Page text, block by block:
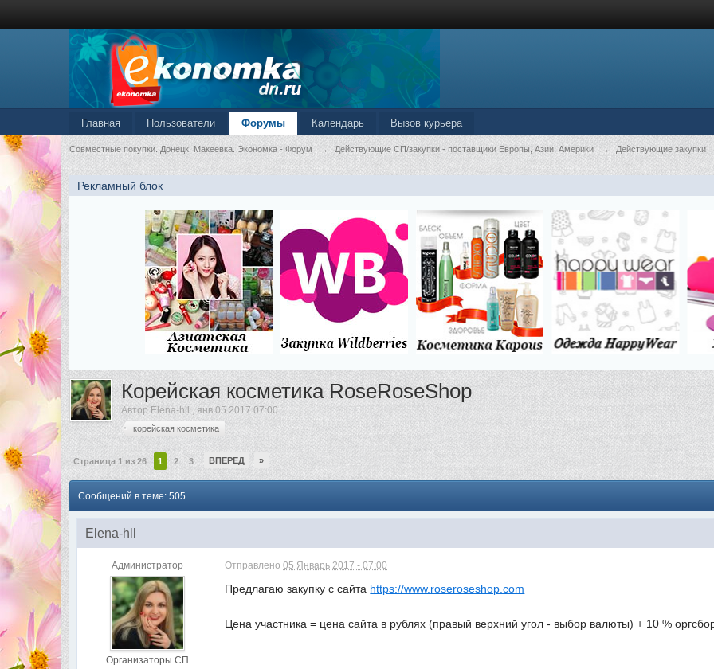
Главная Вызов курьера
Пользователи Форумы Календарь
Совместные покупки. Донецк, Макеевка. Экономка - Форум → Действующие СП/закупки - поставщики Европы, Азии, Америки → Действующие закупки
Рекламный блок
Корейская косметика RoseRoseShop
АвторElena-hll ,янв 05 2017 07:00
корейская косметика
Страница 1 из 26 1 2 3 ВПЕРЕД »
Сообщений в теме: 505
Elena-hll
Администратор
Организаторы СП
Отправлено05 Январь 2017 - 07:00
Предлагаю закупку с сайта https://www.roseroseshop.com
Цена участника = цена сайта в рублях (правый верхний угол - выбор валюты) + 10 %